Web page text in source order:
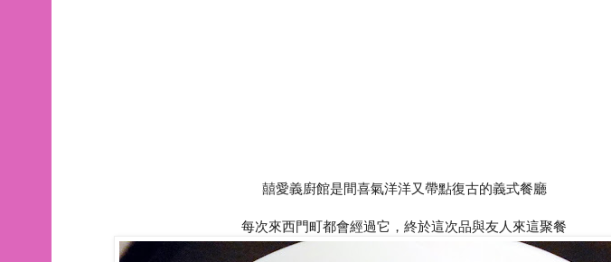
囍愛義廚館是間喜氣洋洋又帶點復古的義式餐廳
每次來西門町都會經過它，終於這次品與友人來這聚餐